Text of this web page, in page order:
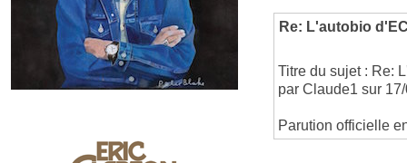
Re: L'autobio
Titre du sujet : Re:
par Claude1 sur
Parution officielle